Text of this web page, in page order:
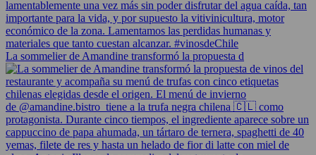
La sommelier de Amandine transformó la propuesta d